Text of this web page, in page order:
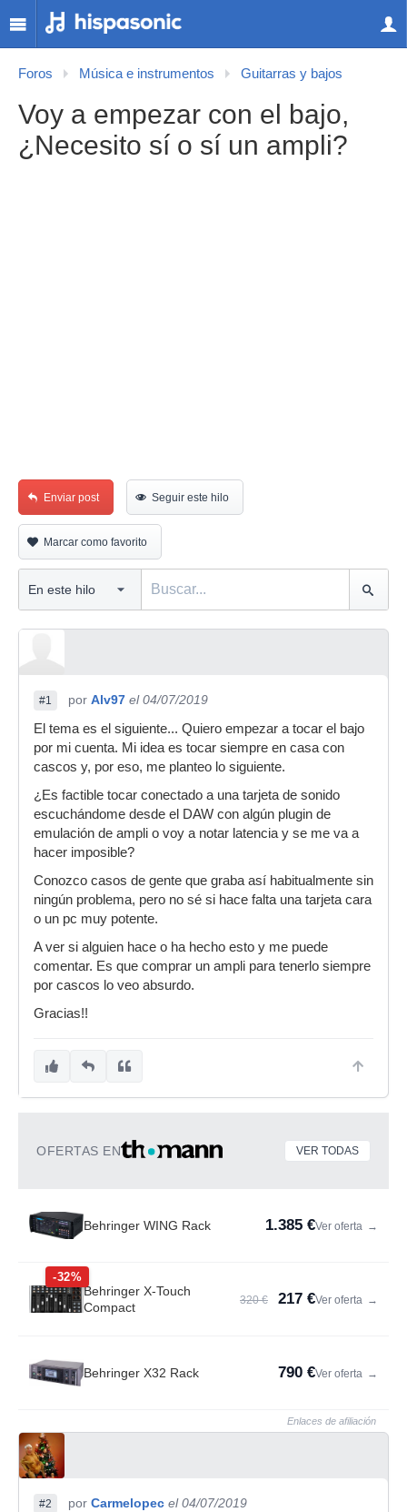
Foros Música e instrumentos Guitarras y bajos
Voy a empezar con el bajo,
¿Necesito sí o sí un ampli?
Enviar post Seguir este hilo
Marcar como favorito
#1 por Alv97 el 04/07/2019
El tema es el siguiente... Quiero empezar a tocar el bajo
por mi cuenta. Mi idea es tocar siempre en casa con
cascos y, por eso, me planteo lo siguiente.
¿Es factible tocar conectado a una tarjeta de sonido
escuchándome desde el DAW con algún plugin de
emulación de ampli o voy a notar latencia y se me va a
hacer imposible?
Conozco casos de gente que graba así habitualmente sin
ningún problema, pero no sé si hace falta una tarjeta cara
o un pc muy potente.
A ver si alguien hace o ha hecho esto y me puede
comentar. Es que comprar un ampli para tenerlo siempre
por cascos lo veo absurdo.
Gracias!!
OFERTAS EN VER TODAS
Behringer WING Rack 1.385 €Ver oferta →
-32%
Behringer X-Touch
Compact
320 € 217 €Ver oferta →
Behringer X32 Rack 790 €Ver oferta →
Enlaces de afiliación
#2 por Carmelopec el 04/07/2019